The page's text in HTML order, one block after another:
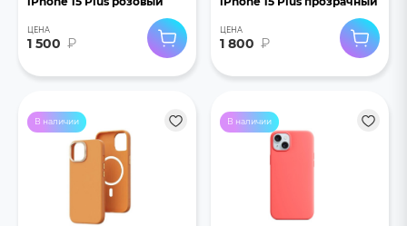
ЦЕНА
1 500 ₽
ЦЕНА
1 800 ₽
В наличии В наличии